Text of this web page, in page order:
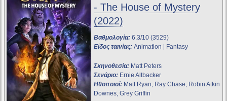
- The House of Mystery
(2022)
Βαθμολογία: 6.3/10 (3529)
Είδος ταινίας: Animation | Fantasy
Σκηνοθεσία: Matt Peters
Σενάριο: Ernie Altbacker
Ηθοποιοί: Matt Ryan, Ray Chase, Robin Atkin
Downes, Grey Griffin